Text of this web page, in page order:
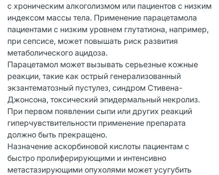
с хроническим алкоголизмом или пациентов с низким
индексом массы тела. Применение парацетамола
пациентами с низким уровнем глутатиона, например,
при сепсисе, может повышать риск развития
метаболического ацидоза.
Парацетамол может вызывать серьезные кожные
реакции, такие как острый генерализованный
экзантематозный пустулез, синдром Стивена-
Джонсона, токсический эпидермальный некролиз.
При первом появлении сыпи или других реакций
гиперчувствительности применение препарата
должно быть прекращено.
Назначение аскорбиновой кислоты пациентам с
быстро пролиферирующими и интенсивно
метастазирующими опухолями может усугубить